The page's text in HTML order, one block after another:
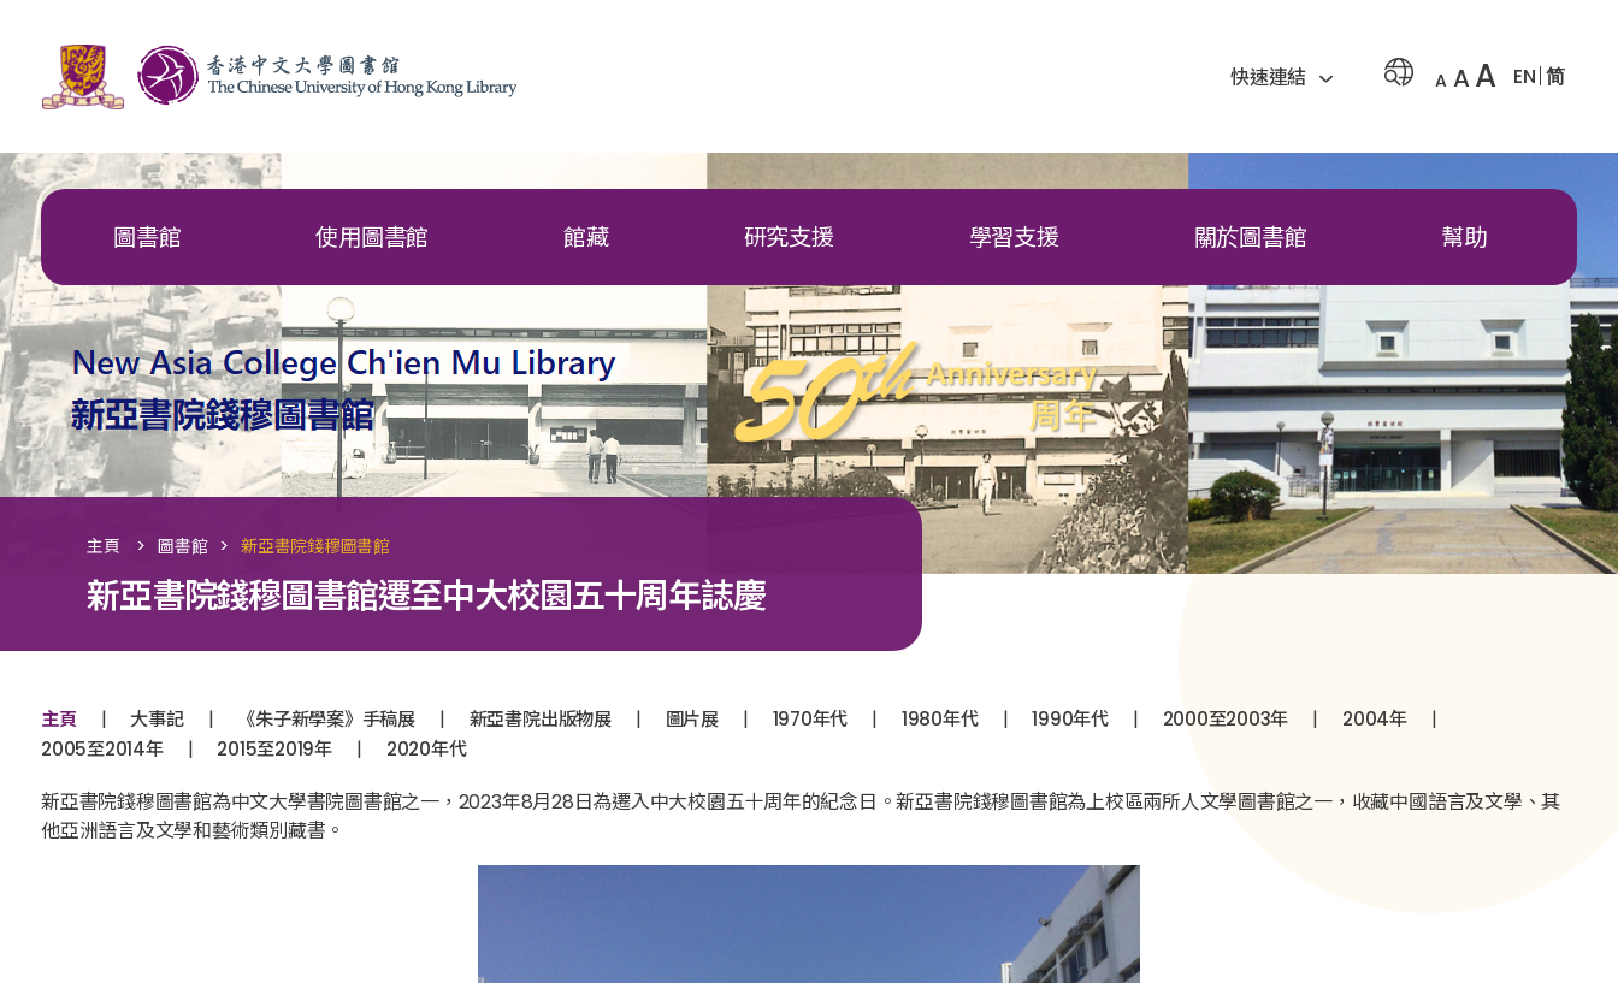
快速連結 A A A EN 简
圖書館 使用圖書館 館藏 研究支援 學習支援 關於圖書館 幫助
主頁 > 圖書館 > 新亞書院錢穆圖書館
新亞書院錢穆圖書館遷至中大校園五十周年誌慶
主頁 | 大事記 | 《朱子新學案》手稿展 | 新亞書院出版物展 | 圖片展 | 1970年代 | 1980年代 | 1990年代 | 2000至2003年 | 2004年 |
2005至2014年 | 2015至2019年 | 2020年代
新亞書院錢穆圖書館為中文大學書院圖書館之一，2023年8月28日為遷入中大校園五十周年的紀念日。新亞書院錢穆圖書館為上校區兩所人文學圖書館之一，收藏中國語言及文學、其
他亞洲語言及文學和藝術類別藏書。